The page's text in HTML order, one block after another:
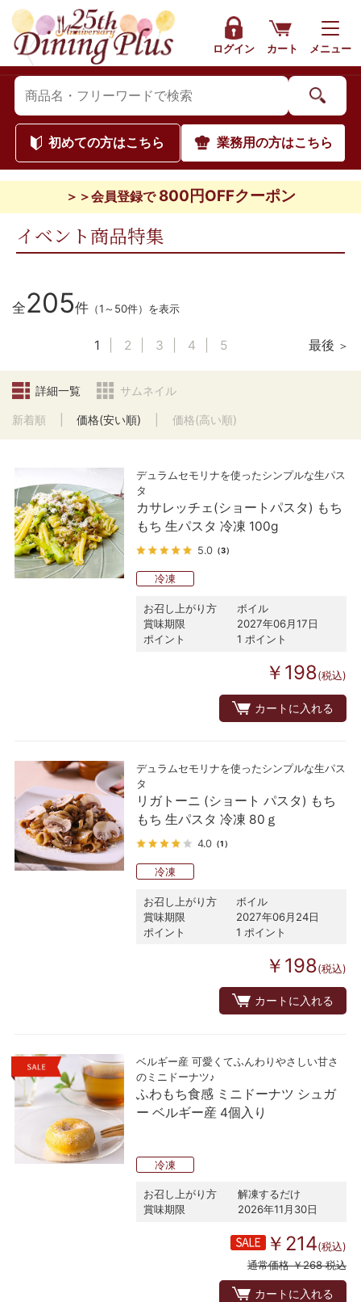
ログイン カート メニュー
初めての方はこちら 業務用の方はこちら
＞＞会員登録で 800円OFFクーポン
イベント商品特集
全205件 （1～50件）を表示
1 2 3 4 5 最後
詳細一覧 サムネイル
新着順 価格(安い順) 価格(高い順)
デュラムセモリナを使ったシンプルな生パス
タ
カサレッチェ(ショートパスタ) もち
もち 生パスタ 冷凍 100g
5.0 （3）
冷凍
お召し上がり方
ボイル
賞味期限
2027年06月17日
ポイント
1 ポイント
￥198(税込)
カートに入れる
デュラムセモリナを使ったシンプルな生パス
タ
リガトーニ (ショート パスタ) もち
もち 生パスタ 冷凍 80ｇ
4.0 （1）
冷凍
お召し上がり方
ボイル
賞味期限
2027年06月24日
ポイント
1 ポイント
￥198(税込)
カートに入れる
ベルギー産 可愛くてふんわりやさしい甘さ
のミニドーナツ♪
ふわもち食感 ミニドーナツ シュガ
ー ベルギー産 4個入り
冷凍
お召し上がり方
解凍するだけ
賞味期限
2026年11月30日
￥214(税込)
通常価格 ￥268 税込
カートに入れる